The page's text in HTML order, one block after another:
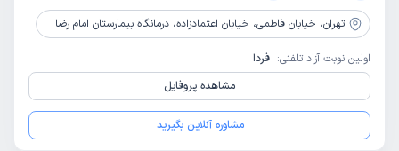
تهران، خیابان فاطمی، خیابان اعتمادزاده، درمانگاه بیمارستان امام رضا
اولین نوبت آزاد تلفنی: فردا
مشاهده پروفایل
مشاوره آنلاین بگیرید